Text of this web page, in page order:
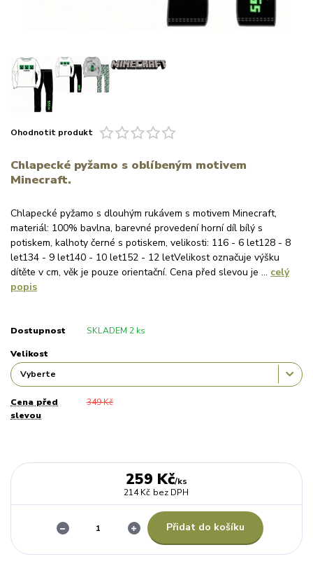
Ohodnotit produkt
Chlapecké pyžamo s oblíbeným motivem
Minecraft.
Chlapecké pyžamo s dlouhým rukávem s motivem Minecraft,
materiál: 100% bavlna, barevné provedení horní díl bílý s
potiskem, kalhoty černé s potiskem, velikosti: 116 - 6 let128 - 8
let134 - 9 let140 - 10 let152 - 12 letVelikost označuje výšku
dítěte v cm, věk je pouze orientační. Cena před slevou je ... celý
popis
Dostupnost SKLADEM 2 ks
Velikost
Cena před
slevou
349 Kč
259 Kč/ks
214 Kč bez DPH
Přidat do košíku